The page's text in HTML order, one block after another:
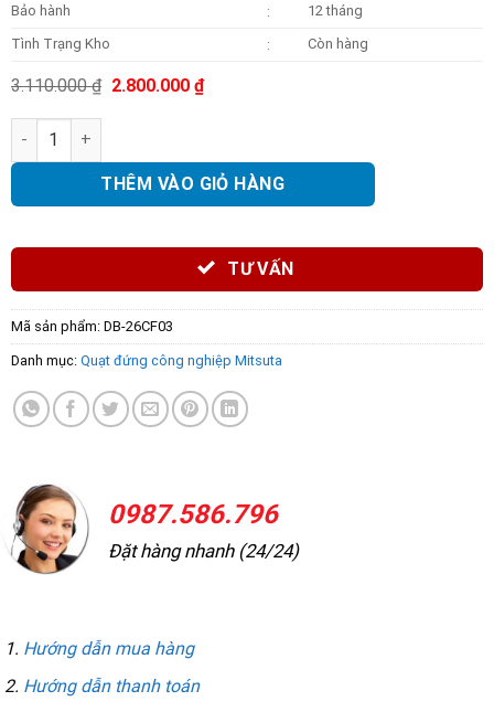
Bảo hành
:
12 tháng
Tình Trạng Kho
: Còn hàng
3.110.000₫ Giá
2.800.000 ₫Giá
hiện
Quạt phun sương DB-26CF03 số lượng
THÊM VÀO GIỎ HÀNG
TƯ VẤN
Mã sản phẩm: DB-26CF03
Danh mục: Quạt đứng công nghiệp Mitsuta
0987.586.796
Đặt hàng nhanh (24/24)
Hướng dẫn mua hàng
Hướng dẫn thanh toán